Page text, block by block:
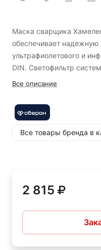
Маска сварщика
обеспечивает надежную
ультрафиолетового и
DIN. Светофильтр
автоматическое
быстро и точно настроить
имеет плавную
перехода в светлый
1/1/1/2. Ранее
Все описание
Все товары бренда в
2 815